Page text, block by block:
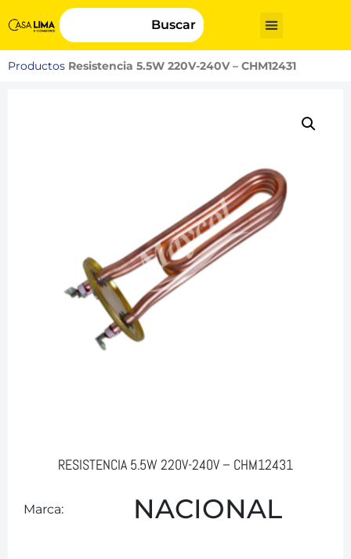
Buscar
Productos Resistencia 5.5W 220V-240V – CHM12431
RESISTENCIA 5.5W 220V-240V – CHM12431
Marca: NACIONAL